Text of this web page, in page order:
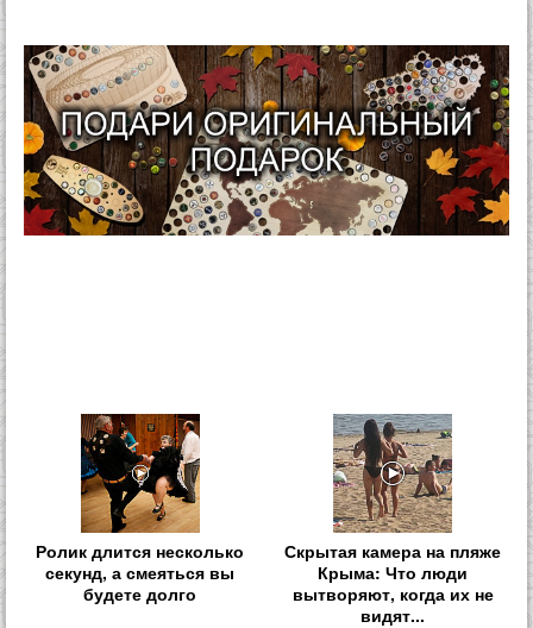
Ролик длится несколько
секунд, а смеяться вы
будете долго
Скрытая камера на пляже
Крыма: Что люди
вытворяют, когда их не
видят...